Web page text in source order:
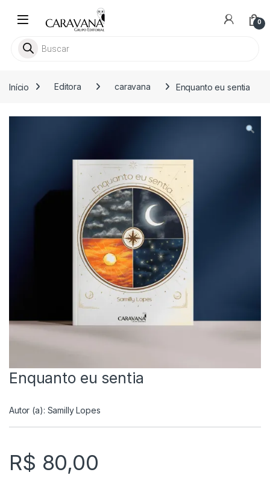
0
Pesquisar livros
Início Editora caravana Enquanto eu sentia
Enquanto eu sentia
Autor (a): Samilly Lopes
R$ 80,00